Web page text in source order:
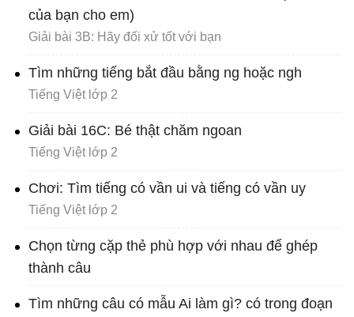
của bạn cho em)
Giải bài 3B: Hãy đối xử tốt với bạn
Tìm những tiếng bắt đầu bằng ng hoặc ngh
Tiếng Việt lớp 2
Giải bài 16C: Bé thật chăm ngoan
Tiếng Việt lớp 2
Chơi: Tìm tiếng có vần ui và tiếng có vần uy
Tiếng Việt lớp 2
Chọn từng cặp thẻ phù hợp với nhau để ghép
thành câu
Tìm những câu có mẫu Ai làm gì? có trong đoạn